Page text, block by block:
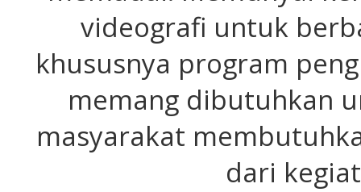
videografi untuk
khususnya program
memang dibutuhkan
masyarakat
dari